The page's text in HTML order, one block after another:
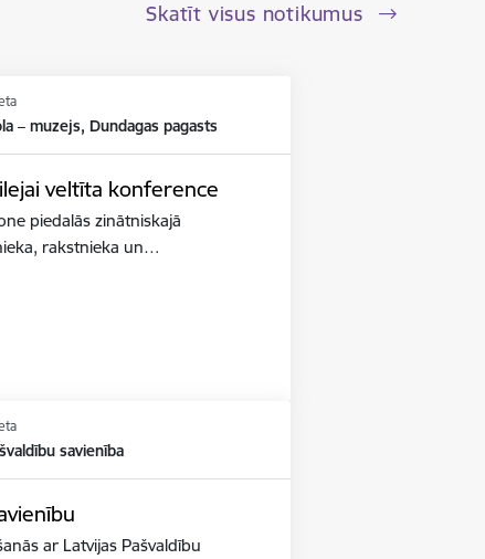
Skatīt visus notikumus
– muzejs, Dundagas pagasts
veltīta konference
piedalās zinātniskajā
rakstnieka un…
savienība
ar Latvijas Pašvaldību